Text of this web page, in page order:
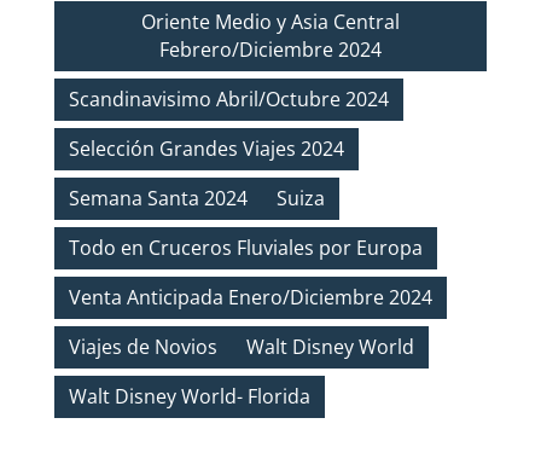
Oriente Medio y Asia Central
Febrero/Diciembre 2024
Scandinavisimo Abril/Octubre 2024
Selección Grandes Viajes 2024
Semana Santa 2024
Suiza
Todo en Cruceros Fluviales por Europa
Venta Anticipada Enero/Diciembre 2024
Viajes de Novios
Walt Disney World
Walt Disney World- Florida